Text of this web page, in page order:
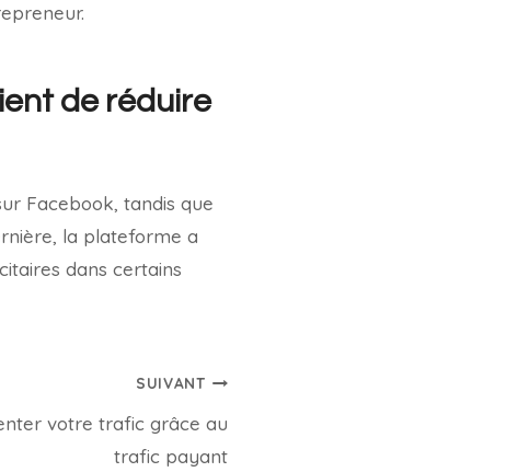
de réduire
Facebook, tandis que
la plateforme a
dans certains
SUIVANT
votre trafic grâce au
trafic payant